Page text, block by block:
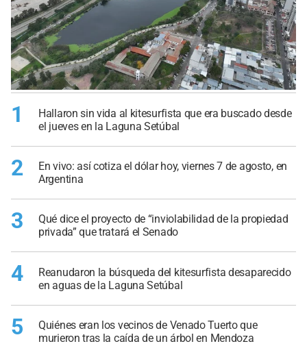
1
Hallaron sin vida al kitesurfista que era buscado desde
el jueves en la Laguna Setúbal
2
En vivo: así cotiza el dólar hoy, viernes 7 de agosto, en
Argentina
3
Qué dice el proyecto de “inviolabilidad de la propiedad
privada” que tratará el Senado
4
Reanudaron la búsqueda del kitesurfista desaparecido
en aguas de la Laguna Setúbal
5
Quiénes eran los vecinos de Venado Tuerto que
murieron tras la caída de un árbol en Mendoza